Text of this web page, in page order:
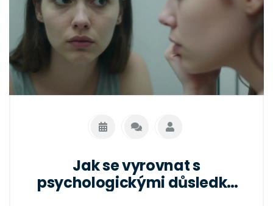
Jak se vyrovnat s
psychologickými důsledky